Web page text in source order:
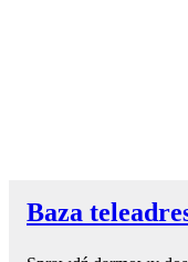
Baza